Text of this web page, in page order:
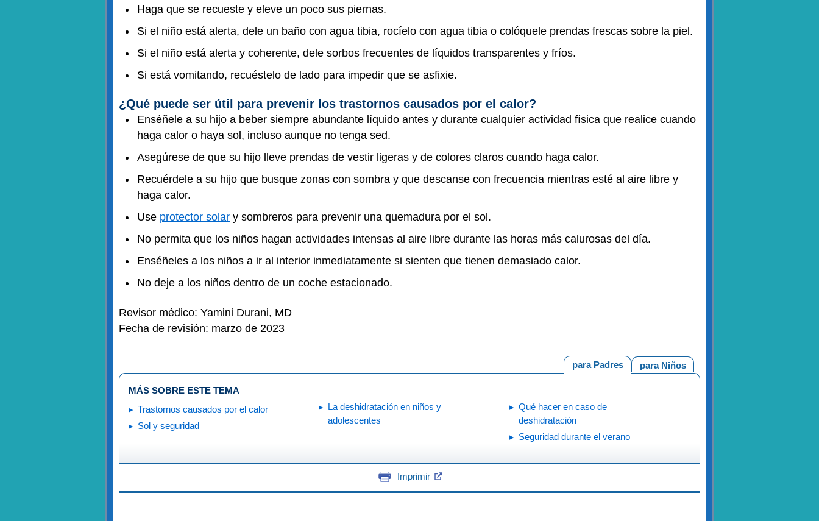
Haga que se recueste y eleve un poco sus piernas.
Si el niño está alerta, dele un baño con agua tibia, rocíelo con agua tibia o colóquele prendas frescas sobre la piel.
Si el niño está alerta y coherente, dele sorbos frecuentes de líquidos transparentes y fríos.
Si está vomitando, recuéstelo de lado para impedir que se asfixie.
¿Qué puede ser útil para prevenir los trastornos causados por el calor?
Enséñele a su hijo a beber siempre abundante líquido antes y durante cualquier actividad física que realice cuando
haga calor o haya sol, incluso aunque no tenga sed.
Asegúrese de que su hijo lleve prendas de vestir ligeras y de colores claros cuando haga calor.
Recuérdele a su hijo que busque zonas con sombra y que descanse con frecuencia mientras esté al aire libre y
haga calor.
Use protector solar y sombreros para prevenir una quemadura por el sol.
No permita que los niños hagan actividades intensas al aire libre durante las horas más calurosas del día.
Enséñeles a los niños a ir al interior inmediatamente si sienten que tienen demasiado calor.
No deje a los niños dentro de un coche estacionado.
Revisor médico: Yamini Durani, MD
Fecha de revisión: marzo de 2023
para Niños
para Padres
MÁS SOBRE ESTE TEMA
Trastornos causados por el calor
Sol y seguridad
La deshidratación en niños y
adolescentes
Qué hacer en caso de
deshidratación
Seguridad durante el verano
Imprimir